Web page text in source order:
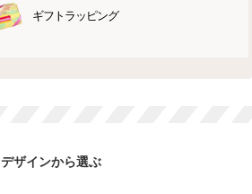
ギフトラッピング
デザインから選ぶ